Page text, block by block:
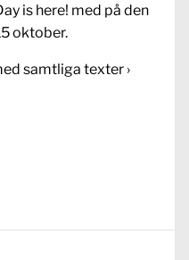
is here! med på den
oktober.
samtliga texter ›